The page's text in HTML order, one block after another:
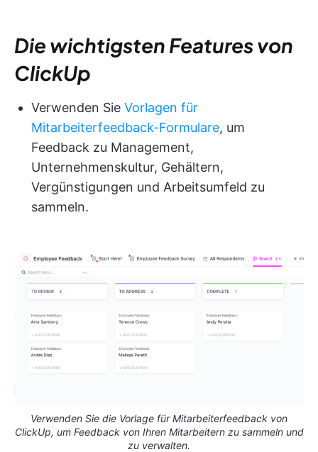
Die wichtigsten Features von
ClickUp
Verwenden Sie Vorlagen für
Mitarbeiterfeedback-Formulare, um
Feedback zu Management,
Unternehmenskultur, Gehältern,
Vergünstigungen und Arbeitsumfeld zu
sammeln.
Verwenden Sie die Vorlage für Mitarbeiterfeedback von
ClickUp, um Feedback von Ihren Mitarbeitern zu sammeln und
zu verwalten.